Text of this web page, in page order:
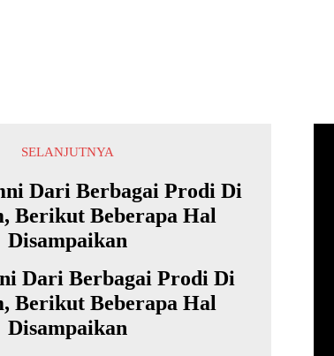
SELANJUTNYA
Dari Berbagai Prodi Di
Berikut Beberapa Hal
Disampaikan